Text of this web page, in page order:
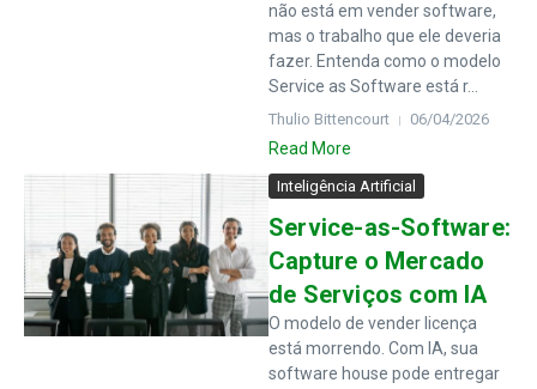
não está em vender software,
mas o trabalho que ele deveria
fazer. Entenda como o modelo
Service as Software está r...
Thulio Bittencourt 06/04/2026
Read More
Inteligência Artificial
Service-as-Software:
Capture o Mercado
de Serviços com IA
O modelo de vender licença
está morrendo. Com IA, sua
software house pode entregar